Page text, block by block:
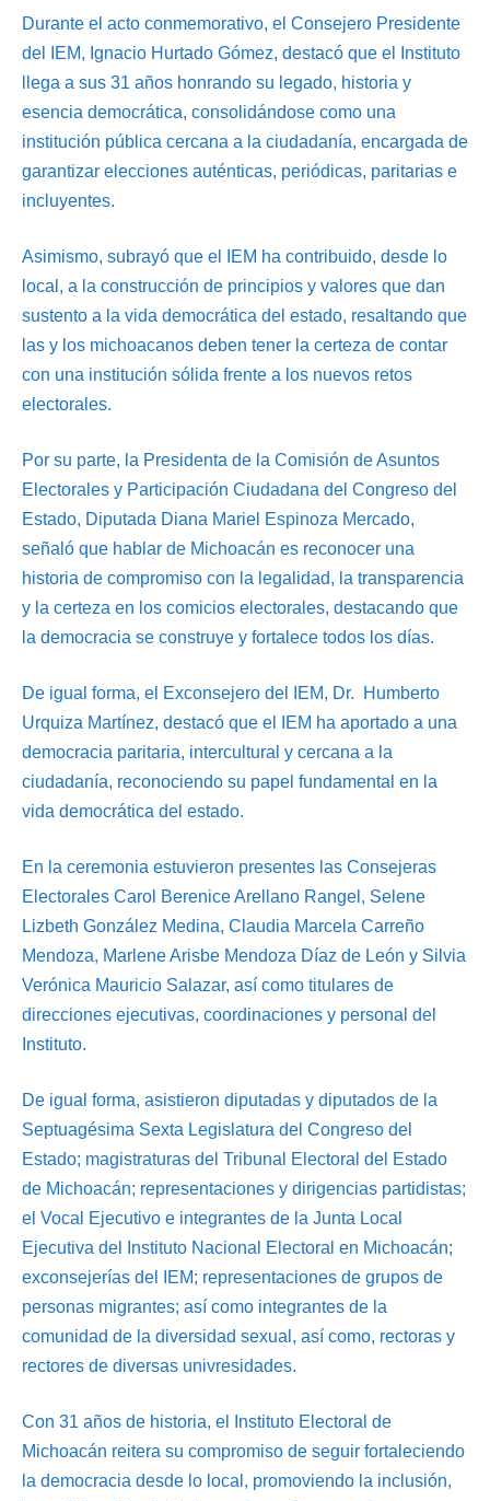
Durante el acto conmemorativo, el Consejero Presidente
del IEM, Ignacio Hurtado Gómez, destacó que el Instituto
llega a sus 31 años honrando su legado, historia y
esencia democrática, consolidándose como una
institución pública cercana a la ciudadanía, encargada de
garantizar elecciones auténticas, periódicas, paritarias e
incluyentes.
Asimismo, subrayó que el IEM ha contribuido, desde lo
local, a la construcción de principios y valores que dan
sustento a la vida democrática del estado, resaltando que
las y los michoacanos deben tener la certeza de contar
con una institución sólida frente a los nuevos retos
electorales.
Por su parte, la Presidenta de la Comisión de Asuntos
Electorales y Participación Ciudadana del Congreso del
Estado, Diputada Diana Mariel Espinoza Mercado,
señaló que hablar de Michoacán es reconocer una
historia de compromiso con la legalidad, la transparencia
y la certeza en los comicios electorales, destacando que
la democracia se construye y fortalece todos los días.
De igual forma, el Exconsejero del IEM, Dr. Humberto
Urquiza Martínez, destacó que el IEM ha aportado a una
democracia paritaria, intercultural y cercana a la
ciudadanía, reconociendo su papel fundamental en la
vida democrática del estado.
En la ceremonia estuvieron presentes las Consejeras
Electorales Carol Berenice Arellano Rangel, Selene
Lizbeth González Medina, Claudia Marcela Carreño
Mendoza, Marlene Arisbe Mendoza Díaz de León y Silvia
Verónica Mauricio Salazar, así como titulares de
direcciones ejecutivas, coordinaciones y personal del
Instituto.
De igual forma, asistieron diputadas y diputados de la
Septuagésima Sexta Legislatura del Congreso del
Estado; magistraturas del Tribunal Electoral del Estado
de Michoacán; representaciones y dirigencias partidistas;
el Vocal Ejecutivo e integrantes de la Junta Local
Ejecutiva del Instituto Nacional Electoral en Michoacán;
exconsejerías del IEM; representaciones de grupos de
personas migrantes; así como integrantes de la
comunidad de la diversidad sexual, así como, rectoras y
rectores de diversas univresidades.
Con 31 años de historia, el Instituto Electoral de
Michoacán reitera su compromiso de seguir fortaleciendo
la democracia desde lo local, promoviendo la inclusión,